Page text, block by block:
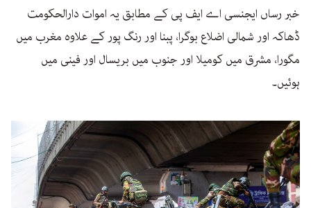
خبر رساں ایجنسی اے ایف پی کے مطابق یہ اموات دارالحکومت
ڈھاکہ اور شمالی اضلاع بوگرا، پبنا اور رنگ پور کے علاوہ مغرب میں
مگورا، مشرق میں کومیلا اور جنوب میں بریسال اور فینی میں
ہوئیں۔